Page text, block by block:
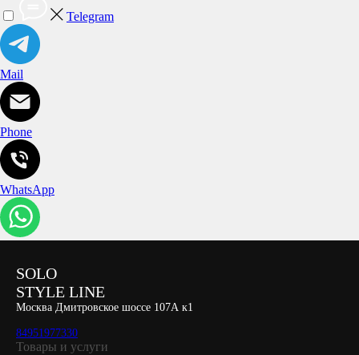
Telegram
Mail
Phone
WhatsApp
SOLO
STYLE LINE
Москва Дмитровское шоссе 107А к1
84951977330
Товары и услуги